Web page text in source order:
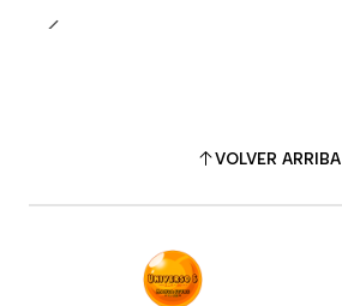
VOLVER ARRIBA